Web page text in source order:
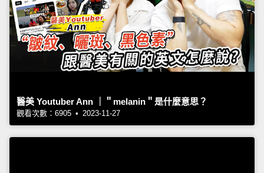
醫美 Youtuber Ann ｜＂melanin＂是什麼意思？
觀看次數：6905 • 2023-11-27